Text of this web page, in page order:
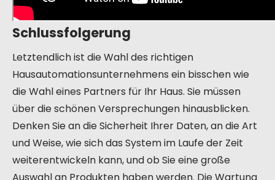
Schlussfolgerung
Letztendlich ist die Wahl des richtigen
Hausautomationsunternehmens ein bisschen wie
die Wahl eines Partners für Ihr Haus. Sie müssen
über die schönen Versprechungen hinausblicken.
Denken Sie an die Sicherheit Ihrer Daten, an die Art
und Weise, wie sich das System im Laufe der Zeit
weiterentwickeln kann, und ob Sie eine große